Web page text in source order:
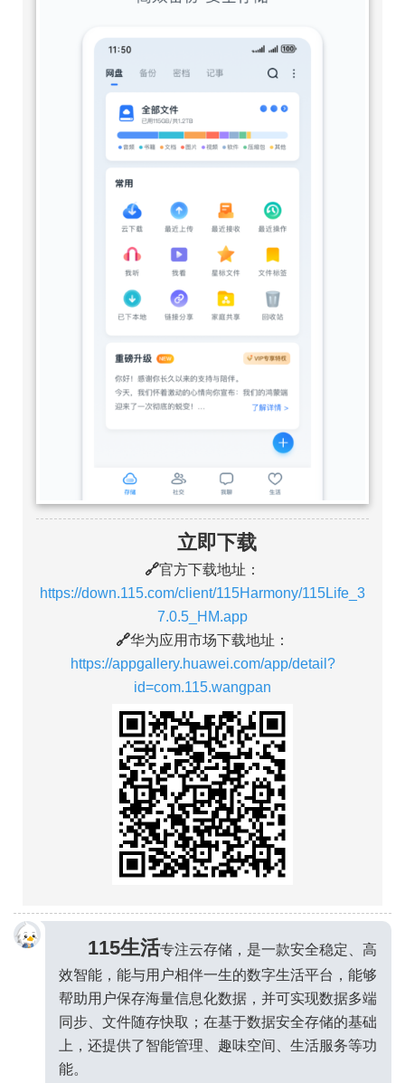
立即下载
🔗官方下载地址：
https://down.115.com/client/115Harmony/115Life_3
7.0.5_HM.app
🔗华为应用市场下载地址：
https://appgallery.huawei.com/app/detail?
id=com.115.wangpan
115生活专注云存储，是一款安全稳定、高
效智能，能与用户相伴一生的数字生活平台，能够
帮助用户保存海量信息化数据，并可实现数据多端
同步、文件随存快取；在基于数据安全存储的基础
上，还提供了智能管理、趣味空间、生活服务等功
能。